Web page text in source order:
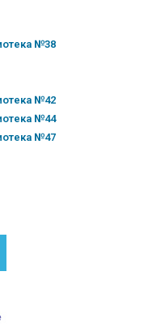
№38
№42
№44
№47